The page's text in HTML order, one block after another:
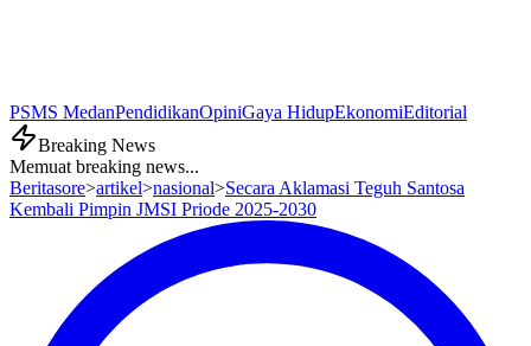
PSMS MedanPendidikanOpiniGaya HidupEkonomiEditorial
Breaking News
Memuat breaking news...
Beritasore>artikel>nasional>Secara Aklamasi Teguh Santosa
Kembali Pimpin JMSI Priode 2025-2030